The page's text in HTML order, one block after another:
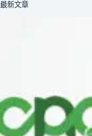
最新文章